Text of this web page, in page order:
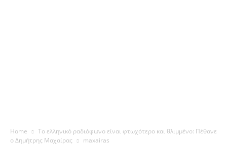
Home
Το ελληνικό ραδιόφωνο είναι φτωχότερο και θλιμμένο: Πέθανε
ο Δημήτρης Μαχαίρας
maxairas